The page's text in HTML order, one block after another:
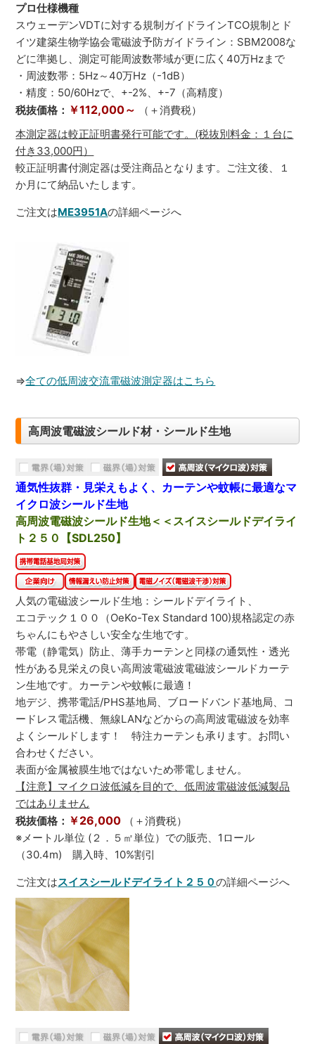
プロ仕様機種
スウェーデンVDTに対する規制ガイドラインTCO規制とド
イツ建築生物学協会電磁波予防ガイドライン：SBM2008な
どに準拠し、測定可能周波数帯域が更に広く40万Hzまで
・周波数帯：5Hz～40万Hz（-1dB）
・精度：50/60Hzで、+-2%、+-7（高精度）
税抜価格： ￥112,000～
（＋消費税）
本測定器は較正証明書発行可能です。(税抜別料金：１台に
付き33,000円）
較正証明書付測定器は受注商品となります。ご注文後、１
か月にて納品いたします。
ご注文はME3951Aの詳細ページへ
⇒全ての低周波交流電磁波測定器はこちら
高周波電磁波シールド材・シールド生地
通気性抜群・見栄えもよく、カーテンや蚊帳に最適なマ
イクロ波シールド生地
高周波電磁波シールド生地＜＜スイスシールドデイライ
ト２５０【SDL250】
人気の電磁波シールド生地：シールドデイライト、
エコテック１００（OeKo-Tex Standard 100)規格認定の赤
ちゃんにもやさしい安全な生地です。
帯電（静電気）防止、薄手カーテンと同様の通気性・透光
性がある見栄えの良い高周波電磁波電磁波シールドカーテ
ン生地です。カーテンや蚊帳に最適！
地デジ、携帯電話/PHS基地局、ブロードバンド基地局、コ
ードレス電話機、無線LANなどからの高周波電磁波を効率
よくシールドします！ 特注カーテンも承ります。お問い
合わせください。
表面が金属被膜生地ではないため帯電しません。
【注意】マイクロ波低減を目的で、低周波電磁波低減製品
ではありません
税抜価格： ￥26,000 （＋消費税）
※メートル単位 (２．５㎡単位）での販売、1ロール
（30.4m) 購入時、10%割引
ご注文はスイスシールドデイライト２５０の詳細ページへ